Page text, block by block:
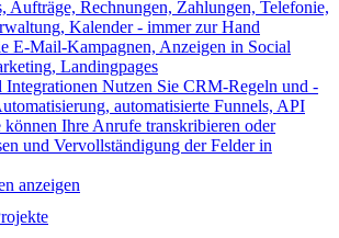
Aufträge, Rechnungen, Zahlungen, Telefonie,
Kalender - immer zur Hand
E-Mail-Kampagnen, Anzeigen in Social
Landingpages
Integrationen Nutzen Sie CRM-Regeln und -
automatisierte Funnels, API
können Ihre Anrufe transkribieren oder
und Vervollständigung der Felder in
anzeigen